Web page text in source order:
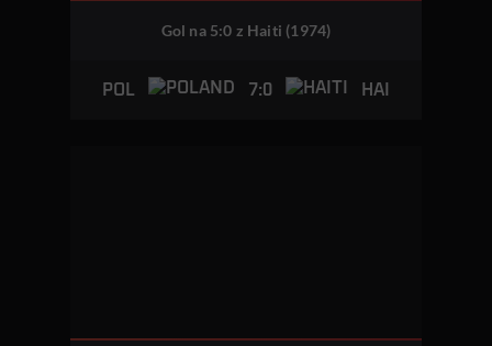
Gol na 5:0 z Haiti (1974)
POL 7:0 HAI